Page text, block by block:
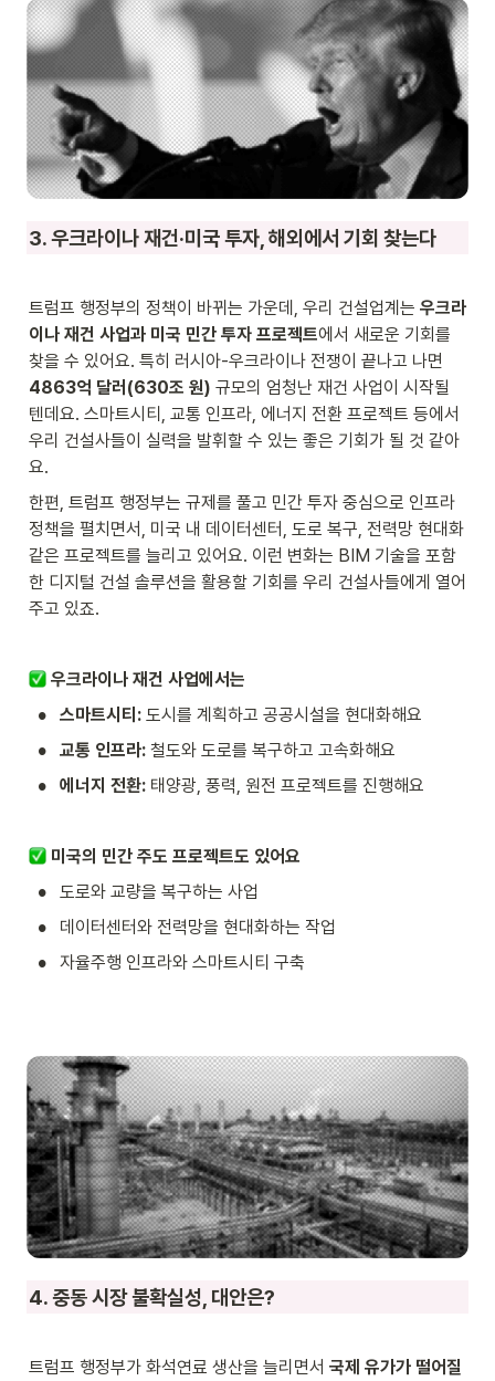
3. 우크라이나 재건·미국 투자, 해외에서 기회 찾는다
트럼프 행정부의 정책이 바뀌는 가운데, 우리 건설업계는 우크라
이나 재건 사업과 미국 민간 투자 프로젝트에서 새로운 기회를
4863억 달러(630조 원) 규모의 엄청난 재건 사업이 시작될
텐데요. 스마트시티, 교통 인프라, 에너지 전환 프로젝트 등에서
우리 건설사들이 실력을 발휘할 수 있는 좋은 기회가 될 것 같아
요.
한편, 트럼프 행정부는 규제를 풀고 민간 투자 중심으로 인프라
정책을 펼치면서, 미국 내 데이터센터, 도로 복구, 전력망 현대화
같은 프로젝트를 늘리고 있어요. 이런 변화는 BIM 기술을 포함
한 디지털 건설 솔루션을 활용할 기회를 우리 건설사들에게 열어
주고 있죠.
우크라이나 재건 사업에서는
• 스마트시티: 도시를 계획하고 공공시설을 현대화해요
• 교통 인프라: 철도와 도로를 복구하고 고속화해요
• 에너지 전환: 태양광, 풍력, 원전 프로젝트를 진행해요
미국의 민간 주도 프로젝트도 있어요
• 도로와 교량을 복구하는 사업
• 데이터센터와 전력망을 현대화하는 작업
• 자율주행 인프라와 스마트시티 구축
4. 중동 시장 불확실성, 대안은?
트럼프 행정부가 화석연료 생산을 늘리면서 국제 유가가 떨어질